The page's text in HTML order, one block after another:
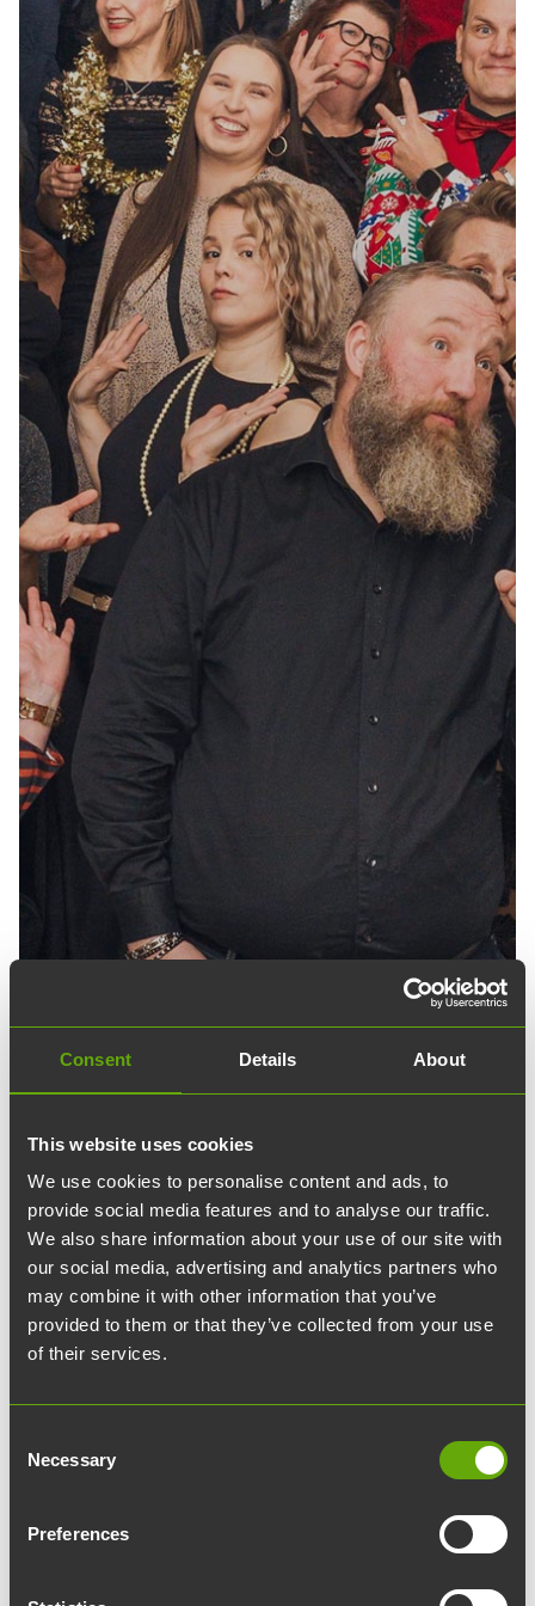
Consent Details About
This website uses cookies
We use cookies to personalise content and ads, to
provide social media features and to analyse our traffic.
We also share information about your use of our site with
our social media, advertising and analytics partners who
may combine it with other information that you’ve
provided to them or that they’ve collected from your use
of their services.
Selection
Necessary
Preferences
articleUutiset 22.12.2025
God jul och gott nytt år
2026!
Ett år har gått igen – och vilket år det var!
Teknologiakiinteistöt grundades, och jubileet